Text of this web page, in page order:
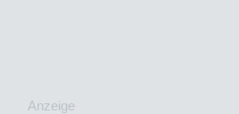
Anzeige